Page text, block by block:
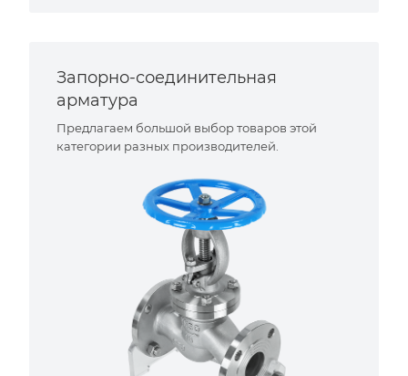
Запорно-соединительная
арматура
Предлагаем большой выбор товаров этой
категории разных производителей.